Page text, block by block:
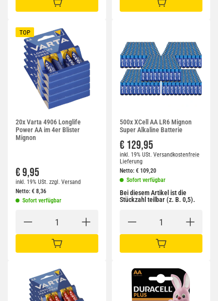
IN DEN WARENKORB IN DEN WARENKORB
TOP
20x Varta 4906 Longlife
Power AA im 4er Blister
Mignon
€ 9,95
inkl. 19% USt. zzgl. Versand
Netto: € 8,36
Sofort verfügbar
IN DEN WARENKORB
500x XCell AA LR6 Mignon
Super Alkaline Batterie
€ 129,95
inkl. 19% USt. Versandkostenfreie
Lieferung
Netto: € 109,20
Sofort verfügbar
Bei diesem Artikel ist die
Stückzahl teilbar (z. B. 0,5).
IN DEN WARENKORB